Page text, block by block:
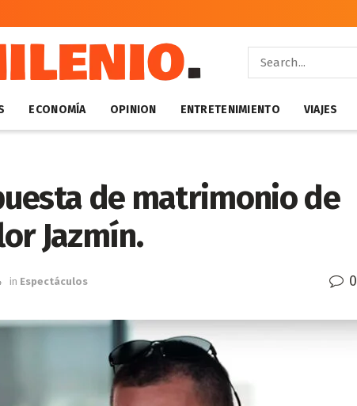
ECONOMÍA OPINION ENTRETENIMIENTO VIAJES
de matrimonio de
Jazmín.
in Espectáculos 0